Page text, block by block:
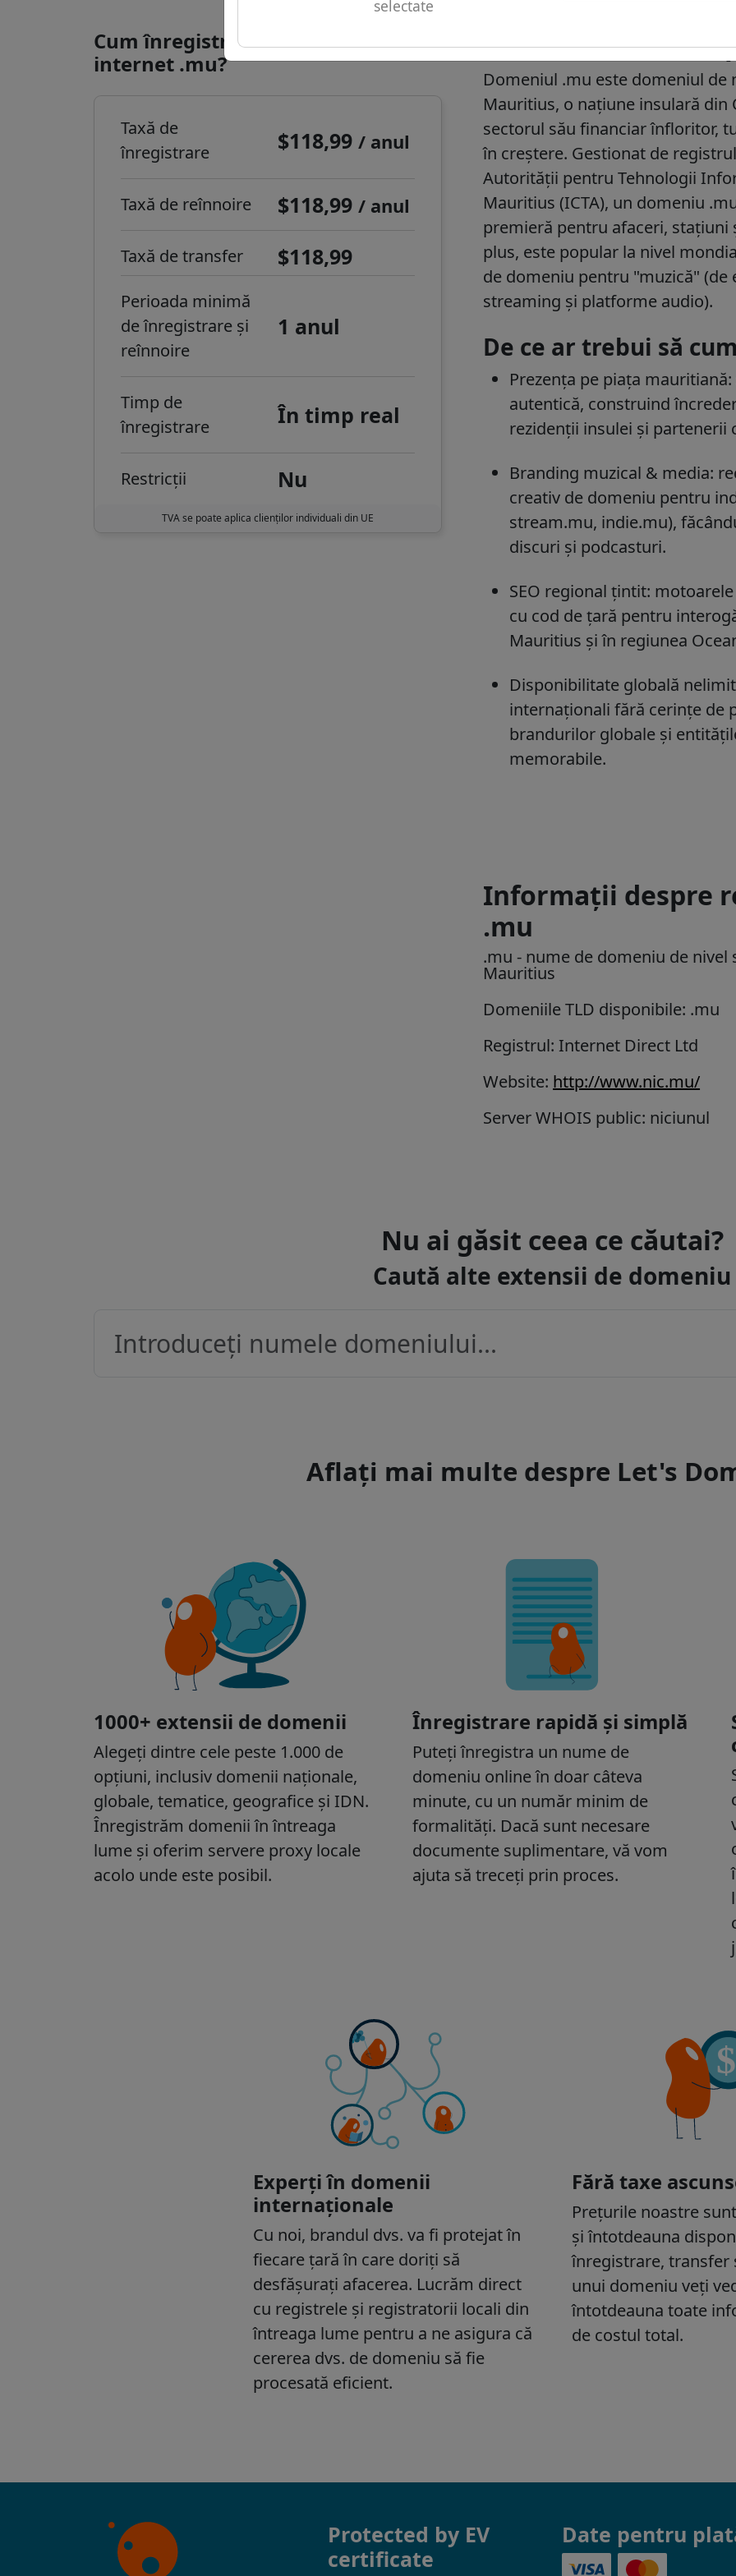
selectate
Cum înregistrezi un domeniu de
internet .mu?
Taxă de
înregistrare
$118,99/ anul
Taxă de reînnoire $118,99/ anul
Taxă de transfer $118,99
Perioada minimă
de înregistrare și
reînnoire
1 anul
Timp de
înregistrare
În timp real
Restricții Nu
TVA se poate aplica clienților individuali din UE
.mu informații
Domeniul .mu este domeniul de
Mauritius, o națiune insulară
sectorul său financiar înfloritor,
în creștere. Gestionat de
Autorității pentru Tehnologii
Mauritius (ICTA), un domeniu
premieră pentru afaceri, stațiuni
plus, este popular la nivel
de domeniu pentru "muzică"
streaming și platforme audio).
De ce ar trebui să
Prezența pe piața
autentică, construind
rezidenții insulei și partenerii
Branding muzical & media:
creativ de domeniu pentru
stream.mu, indie.mu),
discuri și podcasturi.
SEO regional țintit:
cu cod de țară pentru
Mauritius și în regiunea
Disponibilitate globală
internaționali fără cerințe de
brandurilor globale și
memorabile.
Informații despre
.mu
.mu - nume de domeniu de nivel
Mauritius
Domeniile TLD disponibile: .mu
Registrul: Internet Direct Ltd
Website: http://www.nic.mu/
Server WHOIS public: niciunul
Nu ai găsit ceea ce căutai?
Caută alte extensii de domeniu
Protected by EV
certificate
Date pentru